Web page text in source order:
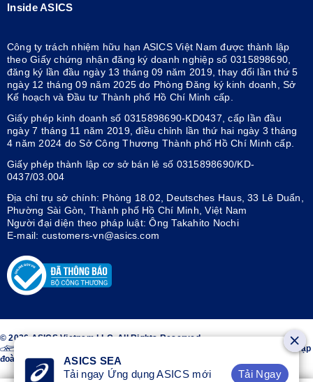
Inside ASICS
Công ty trách nhiệm hữu hạn ASICS Việt Nam được thành lập
theo Giấy chứng nhận đăng ký doanh nghiệp số 0315898690,
đăng ký lần đầu ngày 13 tháng 09 năm 2019, thay đổi lần thứ 5
ngày 12 tháng 09 năm 2025 do Phòng Đăng ký kinh doanh, Sở
Kế hoạch và Đầu tư Thành phố Hồ Chí Minh cấp.
Giấy phép kinh doanh số 0315898690-KD0437, cấp lần đầu
ngày 7 tháng 11 năm 2019, điều chỉnh lần thứ hai ngày 3 tháng
4 năm 2024 do Sở Công Thương Thành phố Hồ Chí Minh cấp.
Giấy phép thành lập cơ sở bán lẻ số 0315898690/KD-
0437/03.004
Địa chỉ trụ sở chính: Phòng 18.02, Deutsches Haus, 33 Lê Duẩn,
Phường Sài Gòn, Thành phố Hồ Chí Minh, Việt Nam
Người đại diện theo pháp luật: Ông Takahito Nochi
E-mail: customers-vn@asics.com
© 2026 ASICS Vietnam LLC. All Rights Reserved.
Thiết kế sọc trên hai bên giày ASICS® là nhãn hiệu đã đăng ký của Tập
đoàn ASICS.
ASICS SEA
Tải ngay Ứng dụng ASICS mới
Tải Ngay